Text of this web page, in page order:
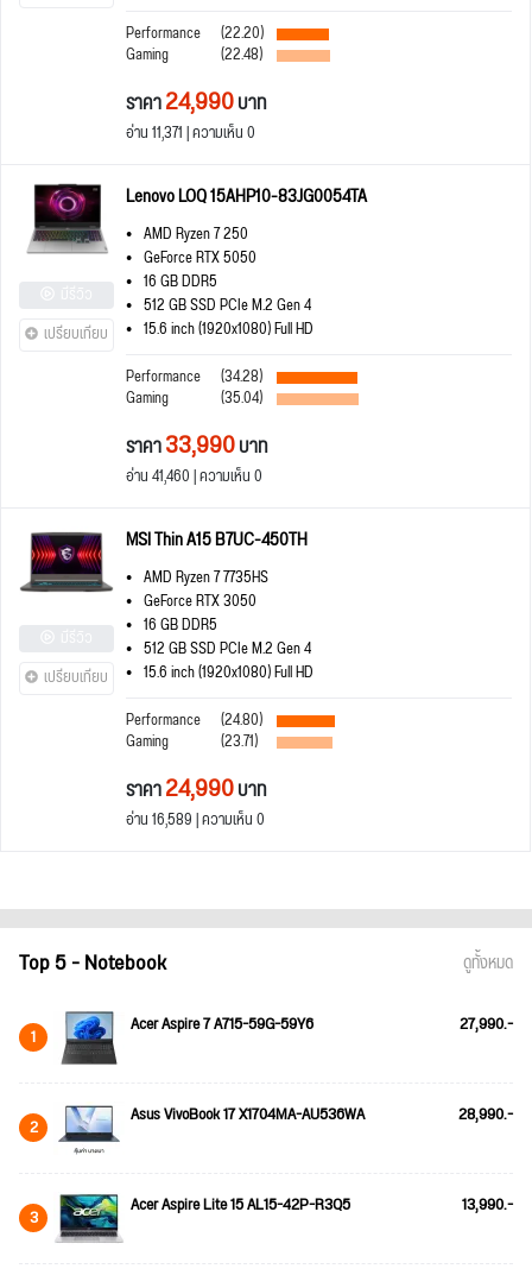
Performance
(22.20)
Gaming (22.48)
ราคา24,990บาท
อ่าน 11,371 | ความเห็น 0
เปรียบเทียบ
Lenovo LOQ 15AHP10-83JG0054TA
AMD Ryzen 7 250
GeForce RTX 5050
16 GB DDR5
512 GB SSD PCIe M.2 Gen 4
15.6 inch (1920x1080) Full HD
Performance
(34.28)
Gaming (35.04)
ราคา33,990บาท
อ่าน 41,460 | ความเห็น 0
เปรียบเทียบ
MSI Thin A15 B7UC-450TH
AMD Ryzen 7 7735HS
GeForce RTX 3050
16 GB DDR5
512 GB SSD PCIe M.2 Gen 4
15.6 inch (1920x1080) Full HD
Performance
(24.80)
Gaming (23.71)
ราคา24,990บาท
อ่าน 16,589 | ความเห็น 0
Top 5 - Notebook ดูทั้งหมด
1 Acer Aspire 7 A715-59G-59Y6 27,990.-
2 Asus VivoBook 17 X1704MA-AU536WA 28,990.-
3 Acer Aspire Lite 15 AL15-42P-R3Q5 13,990.-